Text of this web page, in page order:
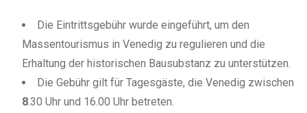
Die Eintrittsgebühr wurde eingeführt, um den
Massentourismus in Venedig zu regulieren und die
Erhaltung der historischen Bausubstanz zu unterstützen.
Die Gebühr gilt für Tagesgäste, die Venedig zwischen
8.30 Uhr und 16.00 Uhr betreten.